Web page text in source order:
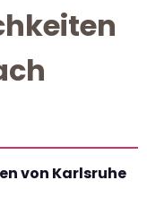
von Karlsruhe